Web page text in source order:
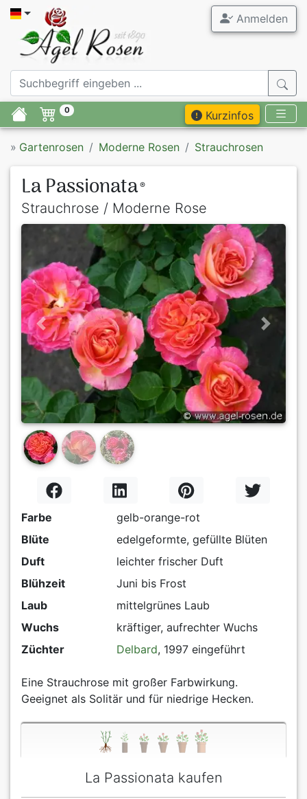
Anmelden
0 Kurzinfos
» Gartenrosen Moderne Rosen Strauchrosen
La Passionata ®
Strauchrose / Moderne Rose
Previous Next
Farbe
gelb-orange-rot
Blüte
edelgeformte, gefüllte Blüten
Duft
leichter frischer Duft
Blühzeit
Juni bis Frost
Laub
mittelgrünes Laub
Wuchs
kräftiger, aufrechter Wuchs
Züchter
Delbard, 1997 eingeführt
Eine Strauchrose mit großer Farbwirkung.
Geeignet als Solitär und für niedrige Hecken.
La Passionata kaufen